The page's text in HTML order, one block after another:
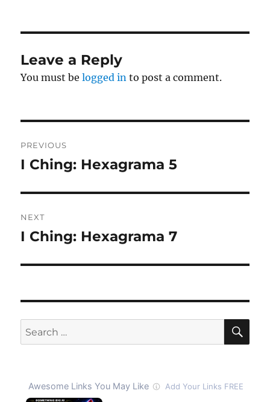
Leave a Reply
You must belogged in to post a comment.
navigation
PREVIOUS
Previous
I Ching: Hexagrama 5
NEXT
Next
I Ching: Hexagrama 7
Search
for: